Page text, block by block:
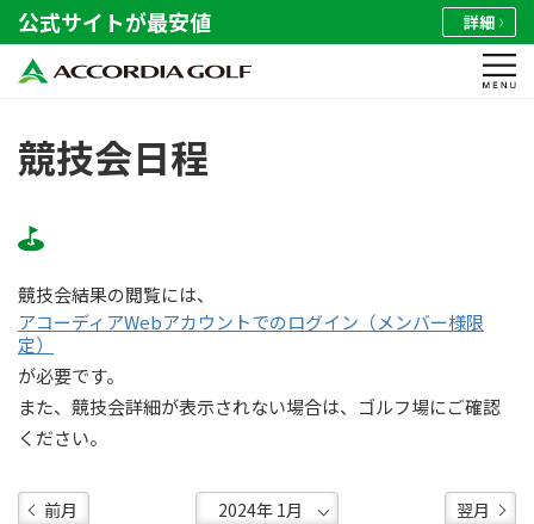
公式サイトが最安値 詳細
競技会日程
競技会結果の閲覧には、
アコーディアWebアカウントでのログイン（メンバー様限
定）
が必要です。
また、競技会詳細が表示されない場合は、ゴルフ場にご確認
ください。
前月 翌月